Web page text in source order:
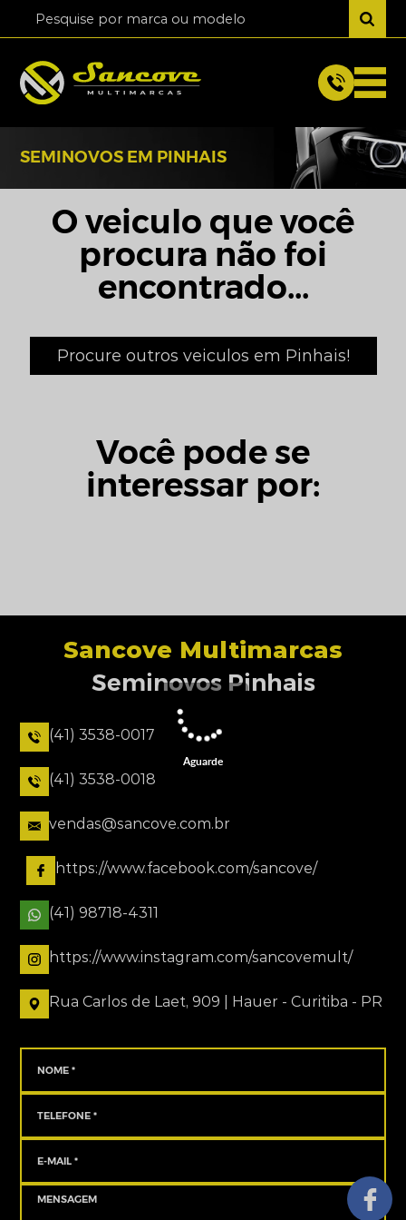
SEMINOVOS EM PINHAIS
O veiculo que você
procura não foi
encontrado...
Procure outros veiculos em Pinhais!
Você pode se
interessar por:
Sancove Multimarcas
Seminovos Pinhais
(41) 3538-0017
(41) 3538-0018
vendas@sancove.com.br
https://www.facebook.com/sancove/
(41) 98718-4311
https://www.instagram.com/sancovemult/
Rua Carlos de Laet, 909 | Hauer - Curitiba - PR
Aguarde